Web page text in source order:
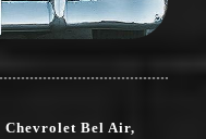
Chevrolet Bel Air,